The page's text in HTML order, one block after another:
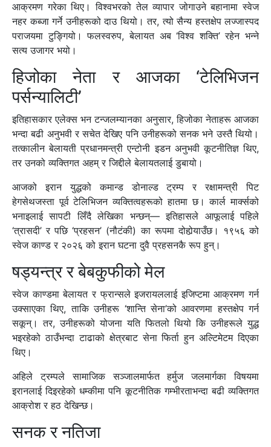
आक्रमण गरेका थिए। विश्वभरको तेल व्यापार जोगाउने बहानामा स्वेज
नहर कब्जा गर्ने उनीहरूको दाउ थियो। तर, त्यो सैन्य हस्तक्षेप लज्जास्पद
पराजयमा टुङ्गियो। फलस्वरुप, बेलायत अब ‘विश्व शक्ति’ रहेन भन्ने
सत्य उजागर भयो।
हिजोका नेता र आजका ‘टेलिभिजन
पर्सन्यालिटी’
इतिहासकार एलेक्स भन टन्जलम्यानका अनुसार, हिजोका नेताहरू आजका
भन्दा बढी अनुभवी र सचेत देखिए पनि उनीहरूको सनक भने उस्तै थियो।
तत्कालीन बेलायती प्रधानमन्त्री एन्टोनी इडन अनुभवी कूटनीतिज्ञ थिए,
तर उनको व्यक्तिगत अहम् र जिद्दीले बेलायतलाई डुबायो।
आजको इरान युद्धको कमान्ड डोनाल्ड ट्रम्प र रक्षामन्त्री पिट
हेगसेथजस्ता पूर्व टेलिभिजन व्यक्तित्वहरूको हातमा छ। कार्ल मार्क्सको
भनाइलाई सापटी लिँदै लेखिका भन्छन्— इतिहासले आफूलाई पहिले
‘त्रासदी’ र पछि ‘प्रहसन’ (नौटंकी) का रूपमा दोहोर्‍याउँछ। १९५६ को
स्वेज काण्ड र २०२६ को इरान घटना दुवै प्रहसनकै रूप हुन्।
षड्यन्त्र र बेबकुफीको मेल
स्वेज काण्डमा बेलायत र फ्रान्सले इजरायललाई इजिप्टमा आक्रमण गर्न
उक्साएका थिए, ताकि उनीहरू ‘शान्ति सेना’को आवरणमा हस्तक्षेप गर्न
सकून्। तर, उनीहरूको योजना यति फितलो थियो कि उनीहरूले युद्ध
भइरहेको ठाउँभन्दा टाढाको क्षेत्रबाट सेना फिर्ता हुन अल्टिमेटम दिएका
थिए।
अहिले ट्रम्पले सामाजिक सञ्जालमार्फत हर्मुज जलमार्गका विषयमा
इरानलाई दिइरहेको धम्कीमा पनि कूटनीतिक गम्भीरताभन्दा बढी व्यक्तिगत
आक्रोश र हठ देखिन्छ।
सनक र नतिजा